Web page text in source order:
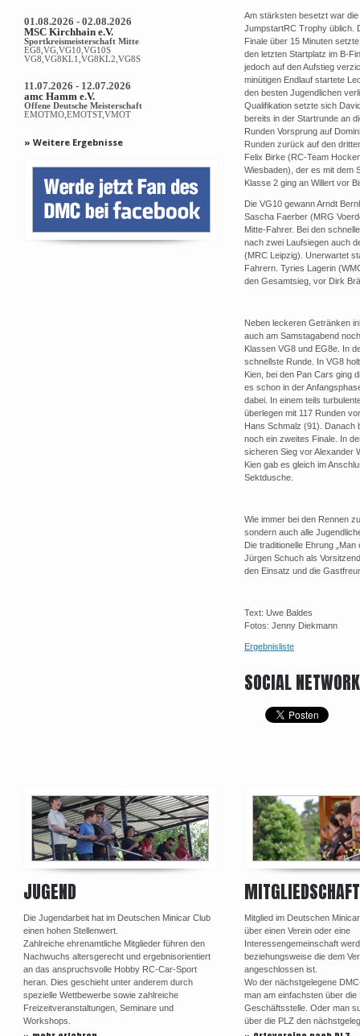
Am stärksten besetzt war
JumpstartRC Trophy üblich.
Finale über 15 Minuten
den letzten Startplatz im B-
jedoch auf den Aufstieg
minütigen Endlauf startete
den besten Jugendlichen
Qualifikation setzte sich
bereits in der Startrunde an
Runden Vorsprung auf
Runden zurück auf den
Felix Birke (RC-Team
Wiesbaden), der es mit dem
Klasse 2 ging an Willert vor
Die VG10 gewann Arndt
Sascha Faerber (MRG
Mitte-Fahrer. Bei den
nach zwei Laufsiegen auch
(MRC Leipzig). Unerwartet
Fahrern. Tyries Lagerin
den Gesamtsieg, vor Dirk
Neben leckeren Getränken
auch am Samstagabend
Klassen VG8 und EG8e. In
schnellste Runde. In VG8
Kien, bei den Pan Cars ging
es schon in der
dabei. In einem teils
überlegen mit 117 Runden
Hans Schmalz (91). Danach
noch ein zweites Finale. In
sicheren Sieg vor Alexander
Kien gab es gleich im
Sektdusche.
Wie immer bei den Rennen
sondern auch alle
Die traditionelle Ehrung
Jürgen Schuch als
den Einsatz und die
Text: Uwe Baldes
Fotos: Jenny Diekmann
Ergebnisliste
SOCIAL
01.08.2026 - 02.08.2026
MSC Kirchhain e.V.
Sportkreismeisterschaft Mitte
EG8,VG,VG10,VG10S
VG8,VG8KL1,VG8KL2,VG8S
11.07.2026 - 12.07.2026
amc Hamm e.V.
Offene Deutsche Meisterschaft
EMOTMO,EMOTST,VMOT
» Weitere Ergebnisse
JUGEND
Die Jugendarbeit hat im Deutschen Minicar Club
einen hohen Stellenwert.
Zahlreiche ehrenamtliche Mitglieder führen den
Nachwuchs altersgerecht und ergebnisorientiert
an das anspruchsvolle Hobby RC-Car-Sport
heran. Dies geschieht unter anderem durch
spezielle Wettbewerbe sowie zahlreiche
Freizeitveranstaltungen, Seminare und
Workshops.
MITGLIEDSCHAFT
Mitglied im Deutschen
über einen Verein oder eine
Interessengemeinschaft
beziehungsweise die dem
angeschlossen ist.
Wo der nächstgelegene
man am einfachsten über die
Geschäftsstelle. Oder man
über die PLZ den